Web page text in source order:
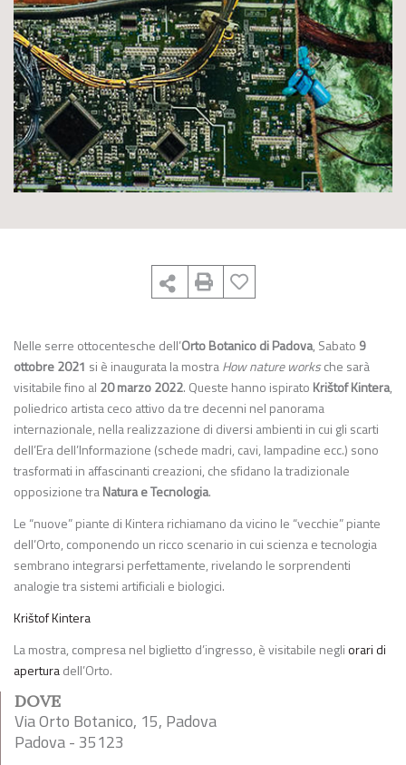
Nelle serre ottocentesche dell’Orto Botanico di Padova, Sabato 9
ottobre 2021 si è inaugurata la mostraHow nature worksche sarà
visitabile fino al 20 marzo 2022. Queste hanno ispirato Krištof Kintera,
poliedrico artista ceco attivo da tre decenni nel panorama
internazionale, nella realizzazione di diversi ambienti in cui gli scarti
dell’Era dell’Informazione (schede madri, cavi, lampadine ecc.) sono
trasformati in affascinanti creazioni, che sfidano la tradizionale
opposizione traNatura e Tecnologia.
Le “nuove” piante di Kintera richiamano da vicino le “vecchie” piante
dell’Orto, componendo un ricco scenario in cui scienza e tecnologia
sembrano integrarsi perfettamente, rivelando le sorprendenti
analogie tra sistemi artificiali e biologici.
Krištof Kintera
La mostra, compresa nel biglietto d’ingresso, è visitabile negliorari di
aperturadell’Orto.
DOVE
Via Orto Botanico, 15, Padova
Padova - 35123